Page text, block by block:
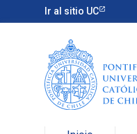
Ir al sitio UC